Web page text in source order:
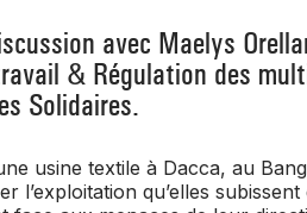
avec Maelys
& Régulation des
Solidaires.
usine textile à Dacca, au
l’exploitation qu’elles